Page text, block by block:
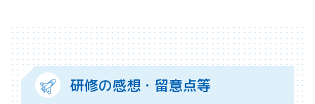
研修の感想・留意点等